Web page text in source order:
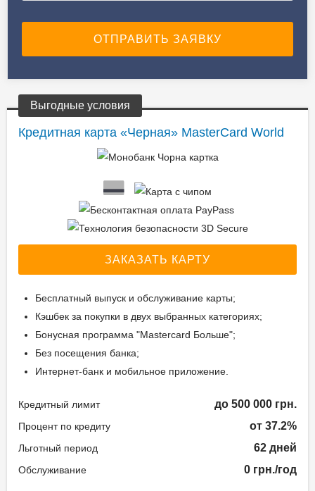
Выгодные условия
Кредитная карта «Черная» MasterCard World
ЗАКАЗАТЬ КАРТУ
Бесплатный выпуск и обслуживание карты;
Кэшбек за покупки в двух выбранных категориях;
Бонусная программа "Mastercard Больше";
Без посещения банка;
Интернет-банк и мобильное приложение.
Кредитный лимит до 500 000 грн.
Процент по кредиту от 37.2%
Льготный период 62 дней
Обслуживание 0 грн./год